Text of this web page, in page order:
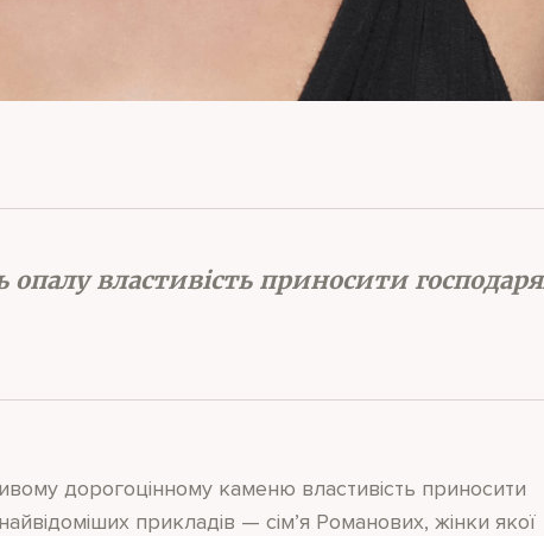
властивість приносити
дорогоцінному каменю властивість приносити
прикладів — сім’я Романових, жінки якої